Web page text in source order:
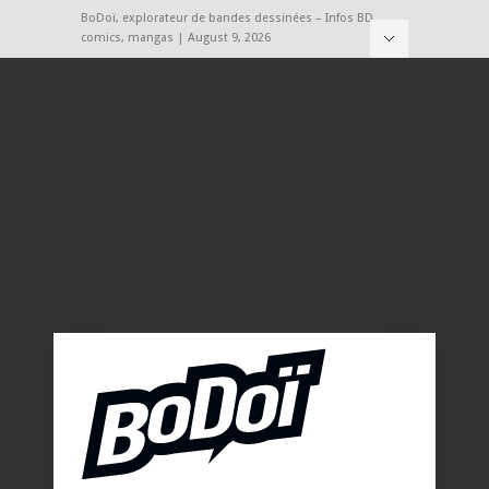
BoDoï, explorateur de bandes dessinées – Infos BD,
comics, mangas | August 9, 2026